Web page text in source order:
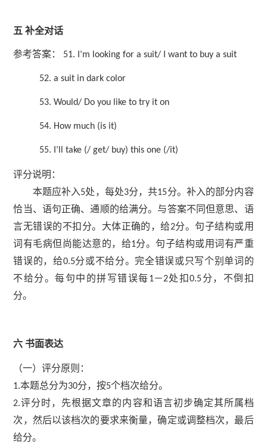
五 补全对话
参考答案： 51. I’m looking for a suit/ want to buy a suit
52. a suit in dark color
53. Would/ Do you like to try it on
54. How much (is it)
55. I’ ll take (/ get/ buy) this one (/it)
评分说明：
本题应补入5处，每处3分，共15分。补入的部分内容
恰当、语句正确、通顺的给满分。与答案不同但意思、语
言无错误的不扣分。大体正确的，给2分。句子结构或用
词有毛病但尚能达意的，给1分。句子结构或用词有严重
错误的，给0.5分或不给分。完全错误或只写个别单词的
不给分。每句中的拼写错误每1－2处扣0.5分，不倒扣
分。
六 书面表达
（一）评分原则：
1.本题总分为30分，按5个档次给分。
2.评分时，先根据文章的内容和语言初步确定其所属档
次，然后以该档次的要求来衡量，确定或调整档次，最后
给分。